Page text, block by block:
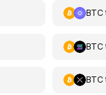
BTC
BTC
BTC